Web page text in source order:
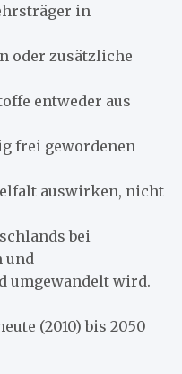
in
oder zusätzliche
entweder aus
frei gewordenen
auswirken, nicht
bei
und
umgewandelt wird.
(2010) bis 2050